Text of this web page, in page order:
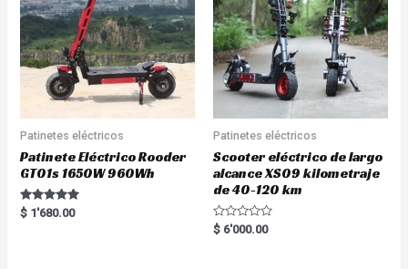
Patinetes eléctricos
Patinete Eléctrico Rooder
GT01s 1650W 960Wh
Rated
5.00
$ 1'680.00
Patinetes eléctricos
Scooter eléctrico de largo
alcance XS09 kilometraje
de 40-120 km
R
a
$ 6'000.00